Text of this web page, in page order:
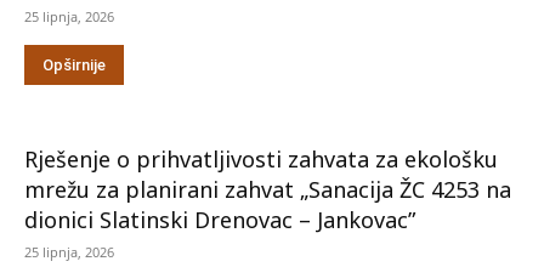
25 lipnja, 2026
Opširnije
Rješenje o prihvatljivosti zahvata za ekološku
mrežu za planirani zahvat „Sanacija ŽC 4253 na
dionici Slatinski Drenovac – Jankovac”
25 lipnja, 2026